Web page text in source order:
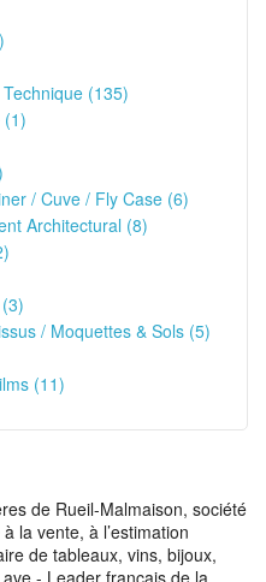
(135)
(1)
/ Cuve / Fly Case (6)
Architectural (8)
/ Moquettes & Sols (5)
(11)
de Rueil-Malmaison, société
la vente, à l’estimation
de tableaux, vins, bijoux,
- Leader français de la